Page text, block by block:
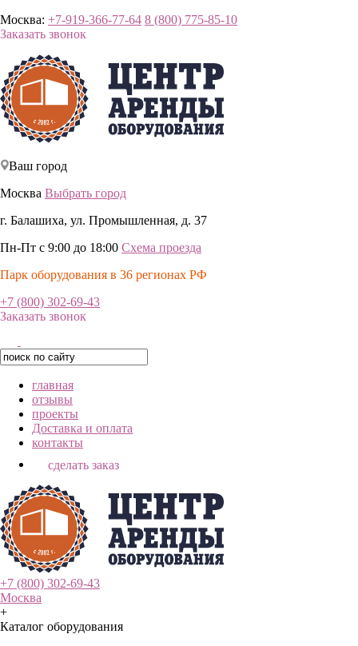
Москва: +7-919-366-77-64 8 (800) 775-85-10
Заказать звонок
Ваш город
Москва Выбрать город
г. Балашиха, ул. Промышленная, д. 37
Пн-Пт с 9:00 до 18:00 Схема проезда
Парк оборудования в 36 регионах РФ
+7 (800) 302-69-43
Заказать звонок
главная
отзывы
проекты
Доставка и оплата
контакты
сделать заказ
+7 (800) 302-69-43
Москва
+
Каталог оборудования